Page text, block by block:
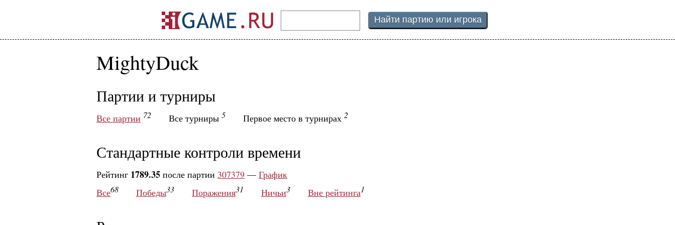
MightyDuck
Партии и турниры
Все партии 72 Все турниры 5 Первое место в турнирах 2
Стандартные контроли времени
Рейтинг 1789.35 после партии 307379 — График
Все68 Победы33 Поражения31 Ничьи3 Вне рейтинга1